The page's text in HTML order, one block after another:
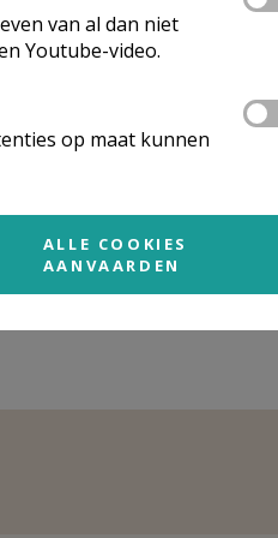
oktober 2024: voor
gedeelde missie
van al dan niet
Youtube-video.
op maat kunnen
ALLE COOKIES
AANVAARDEN